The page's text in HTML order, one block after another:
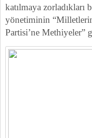
katılmaya
yönetiminin
Partisi’ne Methiyeler”